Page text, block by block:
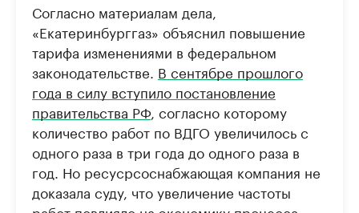
Согласно материалам дела,
«Екатеринбурггаз» объяснил повышение
тарифа изменениями в федеральном
законодательстве. В сентябре прошлого
года в силу вступило постановление
правительства РФ, согласно которому
количество работ по ВДГО увеличилось с
одного раза в три года до одного раза в
год. Но ресусрсоснабжающая компания не
доказала суду, что увеличение частоты